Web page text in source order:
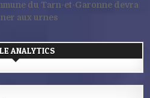
du Tarn-et-Garonne devra
aux urnes
ANALYTICS